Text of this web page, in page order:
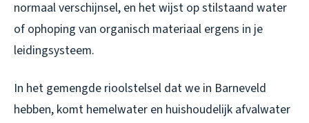
normaal verschijnsel, en het wijst op stilstaand water
of ophoping van organisch materiaal ergens in je
leidingsysteem.
In het gemengde rioolstelsel dat we in Barneveld
hebben, komt hemelwater en huishoudelijk afvalwater